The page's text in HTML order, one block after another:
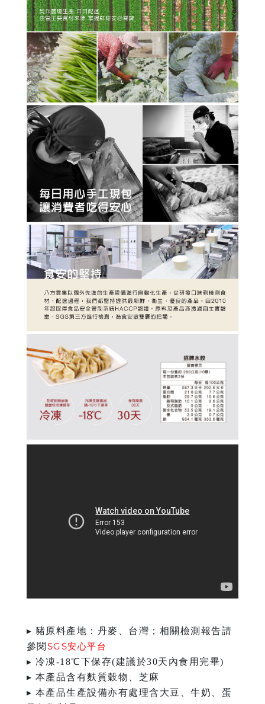
▸ 豬原料產地：丹麥、台灣；相關檢測報告請
參閱 SGS安心平台
▸ 冷凍-18℃下保存(建議於30天內食用完畢)
▸ 本產品含有麩質穀物、芝麻
▸ 本產品生產設備亦有處理含大豆、牛奶、蛋